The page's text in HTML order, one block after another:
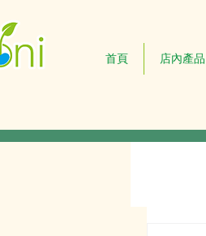
首頁 店內產品